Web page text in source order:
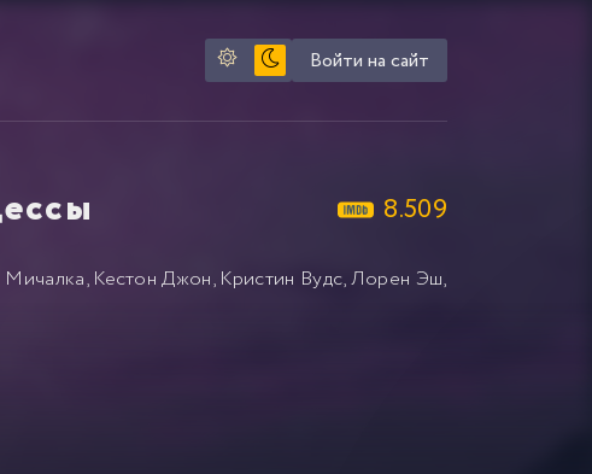
Войти на сайт
8.509
, Кестон Джон, Кристин Вудс,Лорен Эш,